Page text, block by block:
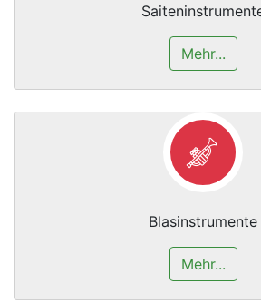
Mehr...
Blasinstrumente
Mehr...